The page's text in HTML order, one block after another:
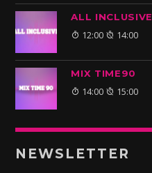
ALL INCLUSIVE
12:00 14:00
MIX TIME90
14:00 15:00
NEWSLETTER